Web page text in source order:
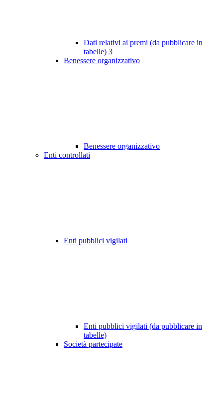
Dati relativi ai premi (da pubblicare in
tabelle) 3
Benessere organizzativo
Benessere organizzativo
Enti controllati
Enti pubblici vigilati
Enti pubblici vigilati (da pubblicare in
tabelle)
Società partecipate